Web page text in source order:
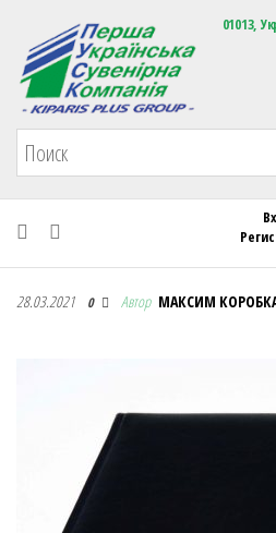
Первая Украинская 01013,
Первая Украинская Сувенирная
28.03.2021 0 Автор МАКСИМ